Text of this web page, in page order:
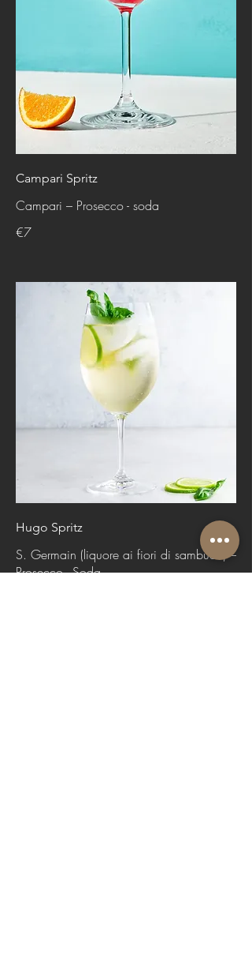
Campari Spritz
Campari – Prosecco - soda
€7
Hugo Spritz
S. Germain (liquore ai fiori di sambuco) –
Prosecco - Soda